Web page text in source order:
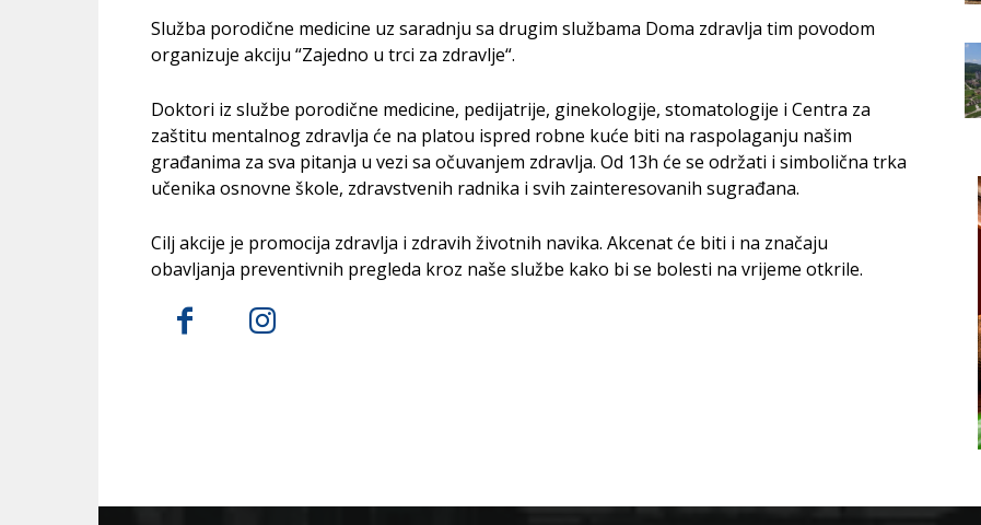
Služba porodične medicine uz saradnju sa drugim službama Doma zdravlja tim povodom
organizuje akciju “Zajedno u trci za zdravlje“.
Doktori iz službe porodične medicine, pedijatrije, ginekologije, stomatologije i Centra za
zaštitu mentalnog zdravlja će na platou ispred robne kuće biti na raspolaganju našim
građanima za sva pitanja u vezi sa očuvanjem zdravlja. Od 13h će se održati i simbolična trka
učenika osnovne škole, zdravstvenih radnika i svih zainteresovanih sugrađana.
Cilj akcije je promocija zdravlja i zdravih životnih navika. Akcenat će biti i na značaju
obavljanja preventivnih pregleda kroz naše službe kako bi se bolesti na vrijeme otkrile.